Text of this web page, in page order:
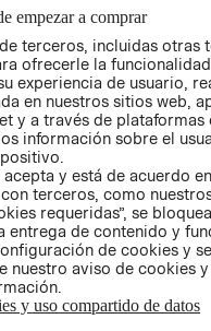
CONDICIONES
AVISO DE
PRIVACIDAD
GIFT CARD
AVISO DE
empezar a comprar
terceros, incluidas otras
ofrecerle la
experiencia de usuario,
en nuestros sitios web,
y a través de plataformas
información sobre el
y está de acuerdo
terceros, como
requeridas”, se
entrega de contenido y
de cookies y
nuestro aviso de cookies
y uso compartido de datos